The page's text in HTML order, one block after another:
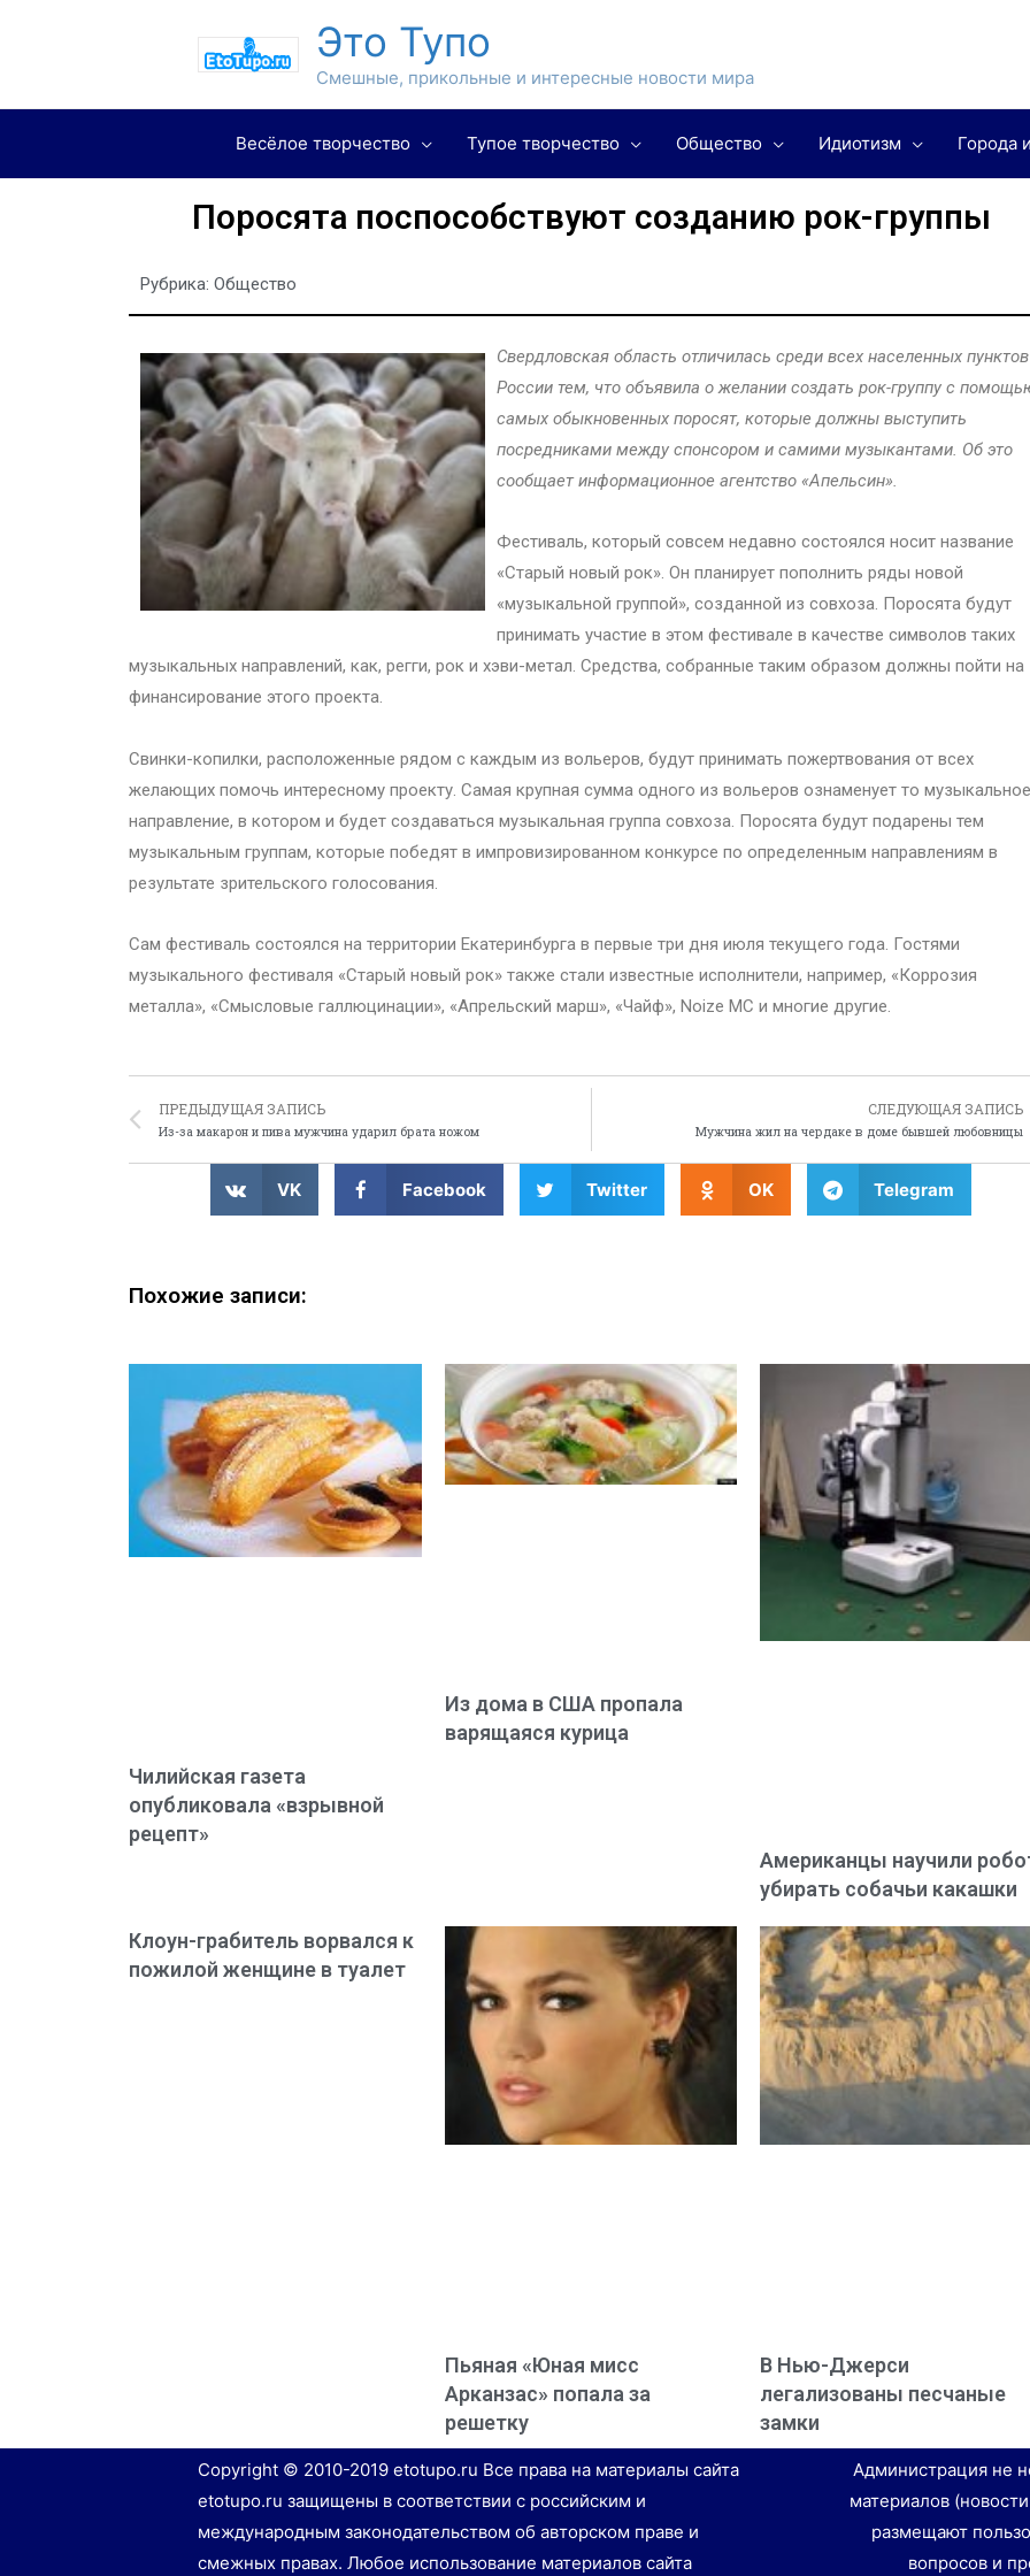
Это Тупо
Смешные, прикольные и интересные новости мира
Весёлое творчество Тупое творчество Общество Идиотизм Города
Поросята поспособствуют созданию рок-группы
Рубрика: Общество
Свердловская область отличилась среди всех населенных пунктов
России тем, что объявила о желании создать рок-группу с
самых обыкновенных поросят, которые должны выступить
посредниками между спонсором и самими музыкантами. Об это
сообщает информационное агентство «Апельсин».
Фестиваль, который совсем недавно состоялся носит название
«Старый новый рок». Он планирует пополнить ряды новой
«музыкальной группой», созданной из совхоза. Поросята будут
принимать участие в этом фестивале в качестве символов таких
музыкальных направлений, как, регги, рок и хэви-метал. Средства, собранные таким образом должны пойти на
финансирование этого проекта.
Свинки-копилки, расположенные рядом с каждым из вольеров, будут принимать пожертвования от всех
желающих помочь интересному проекту. Самая крупная сумма одного из вольеров ознаменует то музыкальное
направление, в котором и будет создаваться музыкальная группа совхоза. Поросята будут подарены тем
музыкальным группам, которые победят в импровизированном конкурсе по определенным направлениям в
результате зрительского голосования.
Сам фестиваль состоялся на территории Екатеринбурга в первые три дня июля текущего года. Гостями
музыкального фестиваля «Старый новый рок» также стали известные исполнители, например, «Коррозия
металла», «Смысловые галлюцинации», «Апрельский марш», «Чайф», Noize MC и многие другие.
ПРЕДЫДУЩАЯ ЗАПИСЬ
Из-за макарон и пива мужчина ударил брата ножом
СЛЕДУЮЩАЯ ЗАПИСЬ
Мужчина жил на чердаке в доме бывшей любовницы
VK Facebook Twitter OK Telegram
Похожие записи:
Чилийская газета
опубликовала «взрывной
рецепт»
Из дома в США пропала
варящаяся курица
Американцы научили
убирать собачьи какашки
Клоун-грабитель ворвался к
пожилой женщине в туалет
Пьяная «Юная мисс
Арканзас» попала за
решетку
В Нью-Джерси
легализованы песчаные
замки
Copyright © 2010-2019 etotupo.ru Все права на материалы сайта
etotupo.ru защищены в соответствии с российским и
международным законодательством об авторском праве и
смежных правах. Любое использование материалов сайта
Администрация не
материалов
размещают
вопросов и